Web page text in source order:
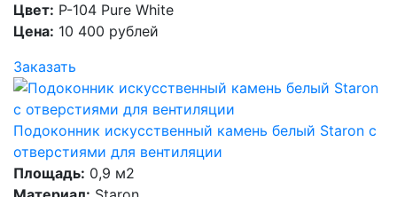
Цвет: P-104 Pure White
Цена: 10 400 рублей
Заказать
Подоконник искусственный камень белый Staron с
отверстиями для вентиляции
Площадь: 0,9 м2